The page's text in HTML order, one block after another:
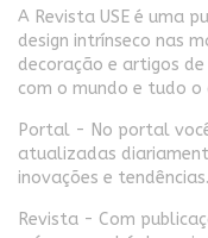
A Revista USE é uma
design intrínseco nas
decoração e artigos
com o mundo e tudo o
Portal - No portal
atualizadas
inovações e tendências.
Revista - Com